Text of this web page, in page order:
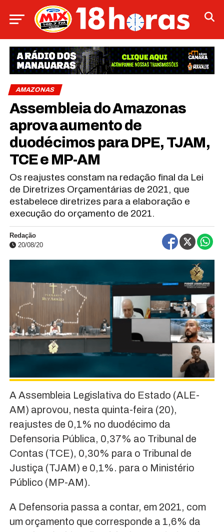
AMAZONAS
Assembleia do Amazonas
aprova aumento de
duodécimos para DPE, TJAM,
TCE e MP-AM
Os reajustes constam na redação final da Lei
de Diretrizes Orçamentárias de 2021, que
estabelece diretrizes para a elaboração e
execução do orçamento de 2021.
Redação
20/08/20
A Assembleia Legislativa do Estado (ALE-
AM) aprovou, nesta quinta-feira (20),
reajustes de 0,1% no duodécimo da
Defensoria Pública, 0,37% ao Tribunal de
Contas (TCE), 0,30% para o Tribunal de
Justiça (TJAM) e 0,1%. para o Ministério
Público (MP-AM).
A Defensoria passa a contar, em 2021, com
um orçamento que corresponde a 1,6% da